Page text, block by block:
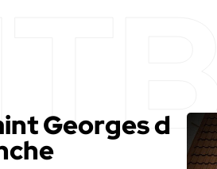
Georges d